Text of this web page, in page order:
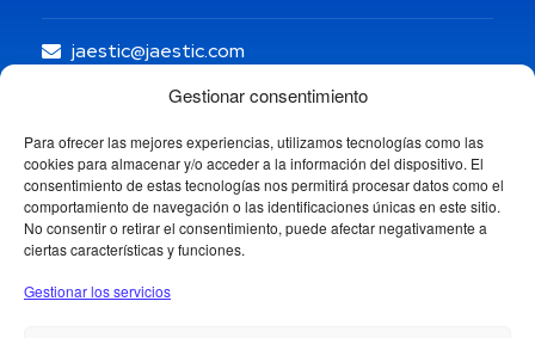
Gestionar consentimiento
Para ofrecer las mejores experiencias, utilizamos tecnologías como las
cookies para almacenar y/o acceder a la información del dispositivo. El
consentimiento de estas tecnologías nos permitirá procesar datos como el
comportamiento de navegación o las identificaciones únicas en este sitio.
No consentir o retirar el consentimiento, puede afectar negativamente a
ciertas características y funciones.
Gestionar los servicios
jaestic@jaestic.com